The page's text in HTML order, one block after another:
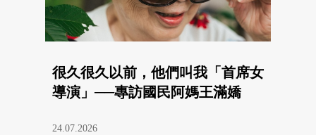
很久很久以前，他們叫我「首席女
導演」──專訪國民阿媽王滿嬌
24.07.2026